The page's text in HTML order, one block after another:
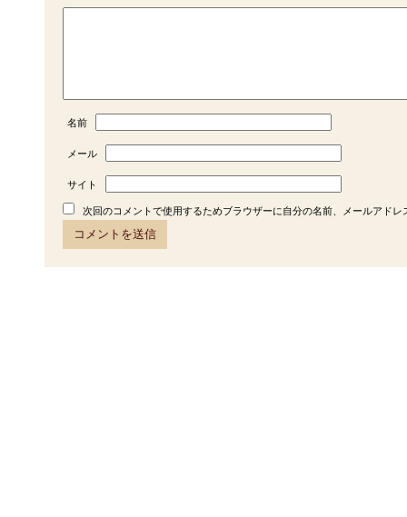
名前
メール
サイト
次回のコメントで使用するためブラウザーに自分の名前、メールアドレ